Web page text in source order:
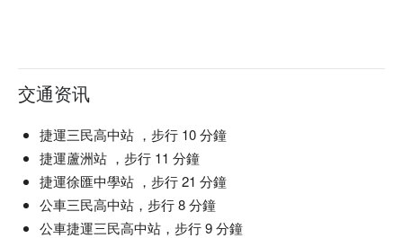
交通资讯
捷運三民高中站 ，步行 10 分鐘
捷運蘆洲站 ，步行 11 分鐘
捷運徐匯中學站 ，步行 21 分鐘
公車三民高中站，步行 8 分鐘
公車捷運三民高中站，步行 9 分鐘